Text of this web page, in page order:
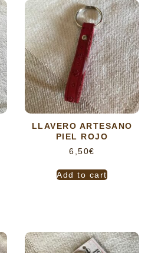
LLAVERO ARTESANO
PIEL ROJO
6,50€
Add to cart